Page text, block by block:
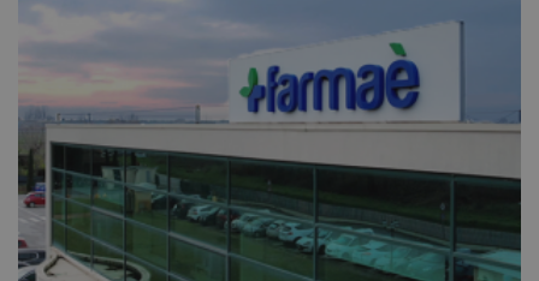
Corporation
.linkedin.com
YSC
Google LLC
Sessione